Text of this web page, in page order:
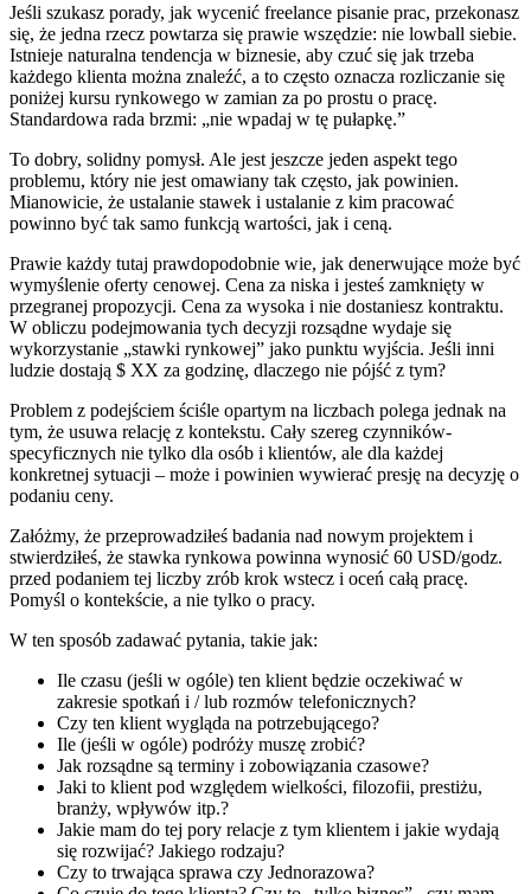
Jeśli szukasz porady, jak wycenić freelance pisanie prac, przekonasz
się, że jedna rzecz powtarza się prawie wszędzie: nie lowball siebie.
Istnieje naturalna tendencja w biznesie, aby czuć się jak trzeba
każdego klienta można znaleźć, a to często oznacza rozliczanie się
poniżej kursu rynkowego w zamian za po prostu o pracę.
Standardowa rada brzmi: „nie wpadaj w tę pułapkę.”
To dobry, solidny pomysł. Ale jest jeszcze jeden aspekt tego
problemu, który nie jest omawiany tak często, jak powinien.
Mianowicie, że ustalanie stawek i ustalanie z kim pracować
powinno być tak samo funkcją wartości, jak i ceną.
Prawie każdy tutaj prawdopodobnie wie, jak denerwujące może być
wymyślenie oferty cenowej. Cena za niska i jesteś zamknięty w
przegranej propozycji. Cena za wysoka i nie dostaniesz kontraktu.
W obliczu podejmowania tych decyzji rozsądne wydaje się
wykorzystanie „stawki rynkowej” jako punktu wyjścia. Jeśli inni
ludzie dostają $ XX za godzinę, dlaczego nie pójść z tym?
Problem z podejściem ściśle opartym na liczbach polega jednak na
tym, że usuwa relację z kontekstu. Cały szereg czynników-
specyficznych nie tylko dla osób i klientów, ale dla każdej
konkretnej sytuacji – może i powinien wywierać presję na decyzję o
podaniu ceny.
Załóżmy, że przeprowadziłeś badania nad nowym projektem i
stwierdziłeś, że stawka rynkowa powinna wynosić 60 USD/godz.
przed podaniem tej liczby zrób krok wstecz i oceń całą pracę.
Pomyśl o kontekście, a nie tylko o pracy.
W ten sposób zadawać pytania, takie jak:
Ile czasu (jeśli w ogóle) ten klient będzie oczekiwać w
zakresie spotkań i / lub rozmów telefonicznych?
Czy ten klient wygląda na potrzebującego?
Ile (jeśli w ogóle) podróży muszę zrobić?
Jak rozsądne są terminy i zobowiązania czasowe?
Jaki to klient pod względem wielkości, filozofii, prestiżu,
branży, wpływów itp.?
Jakie mam do tej pory relacje z tym klientem i jakie wydają
się rozwijać? Jakiego rodzaju?
Czy to trwająca sprawa czy Jednorazowa?